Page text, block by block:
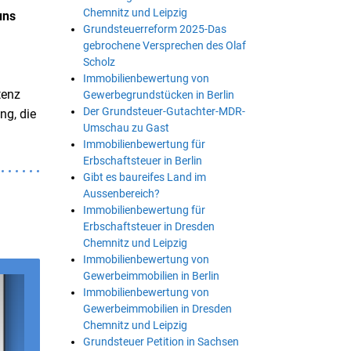
die
Chemnitz und Leipzig
Grundsteuerreform 2025-Das
gebrochene Versprechen des Olaf
Scholz
Immobilienbewertung von
Gewerbegrundstücken in Berlin
Der Grundsteuer-Gutachter-MDR-
Umschau zu Gast
Immobilienbewertung für
Erbschaftsteuer in Berlin
Gibt es baureifes Land im
Aussenbereich?
Immobilienbewertung für
Erbschaftsteuer in Dresden
Chemnitz und Leipzig
Immobilienbewertung von
Gewerbeimmobilien in Berlin
Immobilienbewertung von
Gewerbeimmobilien in Dresden
Chemnitz und Leipzig
Grundsteuer Petition in Sachsen